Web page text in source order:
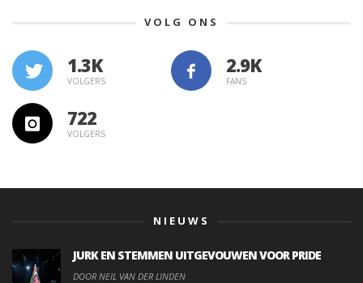
VOLG ONS
1.3K
VOLGERS FANS
722
VOLGERS
NIEUWS
JURK EN STEMMEN UITGEVOUWEN VOOR PRIDE
DOOR NEIL VAN DER LINDEN